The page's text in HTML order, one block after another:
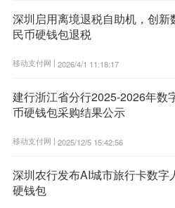
深圳启用离境退税自助机，创新
民币硬钱包退税
移动支付网 | 2026/4/1 11:18:17
建行浙江省分行2025-2026年数
币硬钱包采购结果公示
移动支付网 | 2025/12/5 15:42:56
深圳农行发布AI城市旅行卡数字
硬钱包